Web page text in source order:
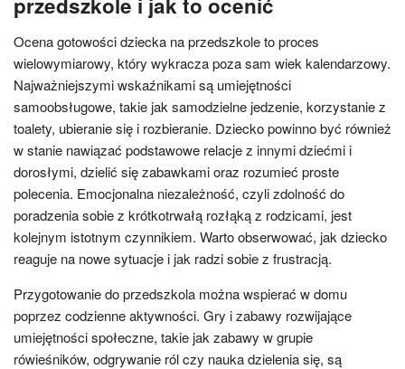
Ocena gotowości dziecka na przedszkole to proces
wielowymiarowy, który wykracza poza sam wiek kalendarzowy.
Najważniejszymi wskaźnikami są umiejętności
samoobsługowe, takie jak samodzielne jedzenie, korzystanie z
toalety, ubieranie się i rozbieranie. Dziecko powinno być również
w stanie nawiązać podstawowe relacje z innymi dziećmi i
dorosłymi, dzielić się zabawkami oraz rozumieć proste
polecenia. Emocjonalna niezależność, czyli zdolność do
poradzenia sobie z krótkotrwałą rozłąką z rodzicami, jest
kolejnym istotnym czynnikiem. Warto obserwować, jak dziecko
reaguje na nowe sytuacje i jak radzi sobie z frustracją.
Przygotowanie do przedszkola można wspierać w domu
poprzez codzienne aktywności. Gry i zabawy rozwijające
umiejętności społeczne, takie jak zabawy w grupie
rówieśników, odgrywanie ról czy nauka dzielenia się, są